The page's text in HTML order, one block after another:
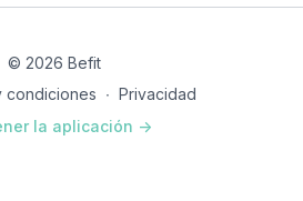
© 2026 Befit
condiciones ∙ Privacidad
la aplicación ->